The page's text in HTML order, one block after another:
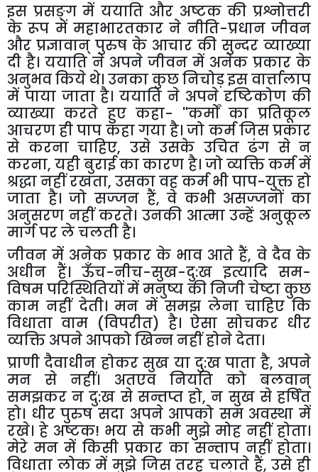
इस प्रसङ्ग में ययाति और अष्टक की प्रश्नोत्तरी
के रूप में महाभारतकार ने नीति-प्रधान जीवन
और प्रज्ञावान् पुरुष के आचार की सुन्दर व्याख्या
दी है। ययाति ने अपने जीवन में अनेक प्रकार के
अनुभव किये थे। उनका कुछ निचोड़ इस वार्त्तालाप
में पाया जाता है। ययाति ने अपने दृष्टिकोण की
व्याख्या करते हुए कहा- ''कर्मों का प्रतिकूल
आचरण ही पाप कहा गया है। जो कर्म जिस प्रकार
से करना चाहिए, उसे उसके उचित ढंग से न
करना,यही बुराई का कारण है। जो व्यक्ति कर्म में
श्रद्धा नहीं रखता, उसका वह कर्म भी पाप-युक्त हो
जाता है। जो सज्जन हैं,वे कभी असज्जनों का
अनुसरण नहीं करते। उनकी आत्मा उन्हें अनुकूल
मार्ग पर ले चलती है।
जीवन में अनेक प्रकार के भाव आते हैं, वे दैव के
अधीन हैं। ऊँच-नीच-सुख-दु:ख इत्यादि सम-
विषम परिस्थितियों में मनुष्य की निजी चेष्टा कुछ
काम नहीं देती। मन में समझ लेना चाहिए कि
विधाता वाम (विपरीत) है। ऐसा सोचकर धीर
व्यक्ति अपने आपको खिन्न नहीं होने देता।
प्राणी दैवाधीन होकर सुख या दु:ख पाता है, अपने
मन से नहीं। अतएव नियति को बलवान्
समझकर न दु:ख से सन्तप्त हो,न सुख से हर्षित
हो। धीर पुरुष सदा अपने आपको सम अवस्था में
रखे। हे अष्टक! भय से कभी मुझे मोह नहीं होता।
मेरे मन में किसी प्रकार का सन्ताप नहीं होता।
विधाता लोक में मुझे जिस तरह चलाते हैं,उसे ही